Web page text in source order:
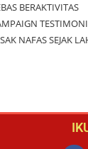
BERAKTIVITAS
NAFAS SEJAK